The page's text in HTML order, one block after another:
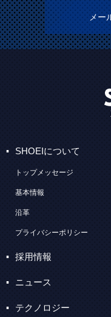
メー
SHOEIについて
トップメッセージ
基本情報
沿革
プライバシーポリシー
採用情報
ニュース
テクノロジー